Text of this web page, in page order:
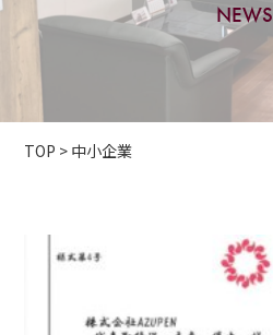
NEWS
TOP > 中小企業